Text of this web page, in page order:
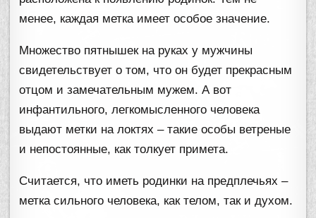
менее, каждая метка имеет особое значение.
Множество пятнышек на руках у мужчины
свидетельствует о том, что он будет прекрасным
отцом и замечательным мужем. А вот
инфантильного, легкомысленного человека
выдают метки на локтях – такие особы ветреные
и непостоянные, как толкует примета.
Считается, что иметь родинки на предплечьях –
метка сильного человека, как телом, так и духом.